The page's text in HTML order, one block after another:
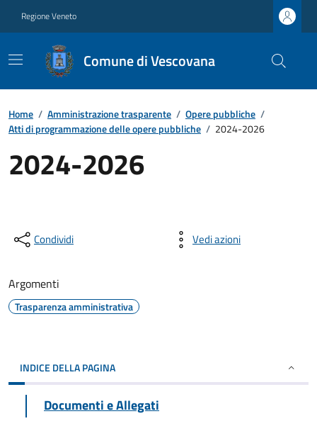
Regione Veneto
Comune di Vescovana
Home / Amministrazione trasparente / Opere pubbliche /
Atti di programmazione delle opere pubbliche / 2024-2026
2024-2026
Condividi Vedi azioni
Argomenti
Trasparenza amministrativa
INDICE DELLA PAGINA
Documenti e Allegati